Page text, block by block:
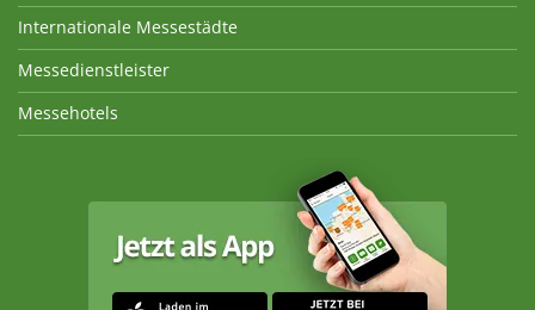
Internationale Messestädte
Messedienstleister
Messehotels